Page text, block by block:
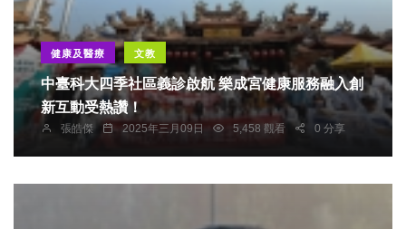
健康及醫療 文教
中臺科大四季社區義診啟航 樂成宮健康服務融入創
新互動受熱讚！
張皓傑 2025年三月09日 5,458 觀看 0 分享